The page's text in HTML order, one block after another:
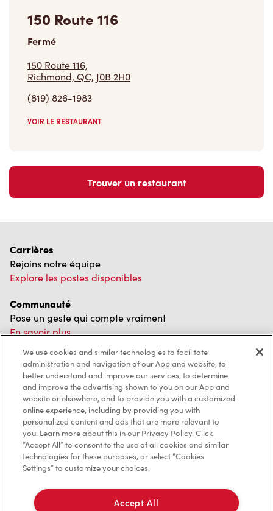
150 Route 116
Fermé
150 Route 116,
Richmond, QC, J0B 2H0
(819) 826-1983
VOIR LE RESTAURANT
Trouver un restaurant
Carrières
Rejoins notre équipe
Explore les postes disponibles
Communauté
Pose un geste qui compte vraiment
En savoir plus
Trouver un restaurant Tim Hortons
Nous avons hâte de vous servir
Localisateur de restaurant
Franchisage
Investisseurs
Communiquer avec nous
We use cookies and similar technologies to facilitate
administration and navigation of our App and website, to
better understand and improve our services, to determine
and improve the advertising shown to you on our App and
website or elsewhere, and to provide you with a customized
online experience, including by providing you with
personalized content and ads that are more relevant to
you. Learn more about this in our Privacy Policy. Click
“Accept All” to consent to the use of all cookies and similar
technologies for these purposes, or select “Cookies
Settings” to customize your choices.
Accept All